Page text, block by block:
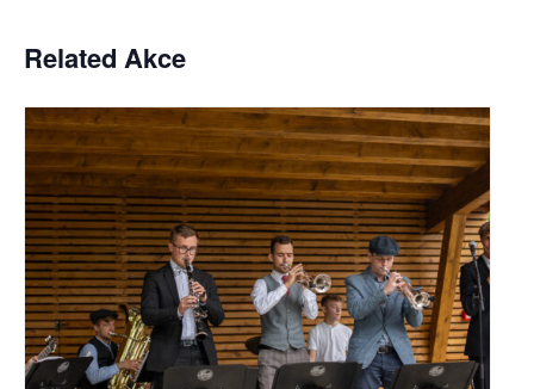
Related Akce